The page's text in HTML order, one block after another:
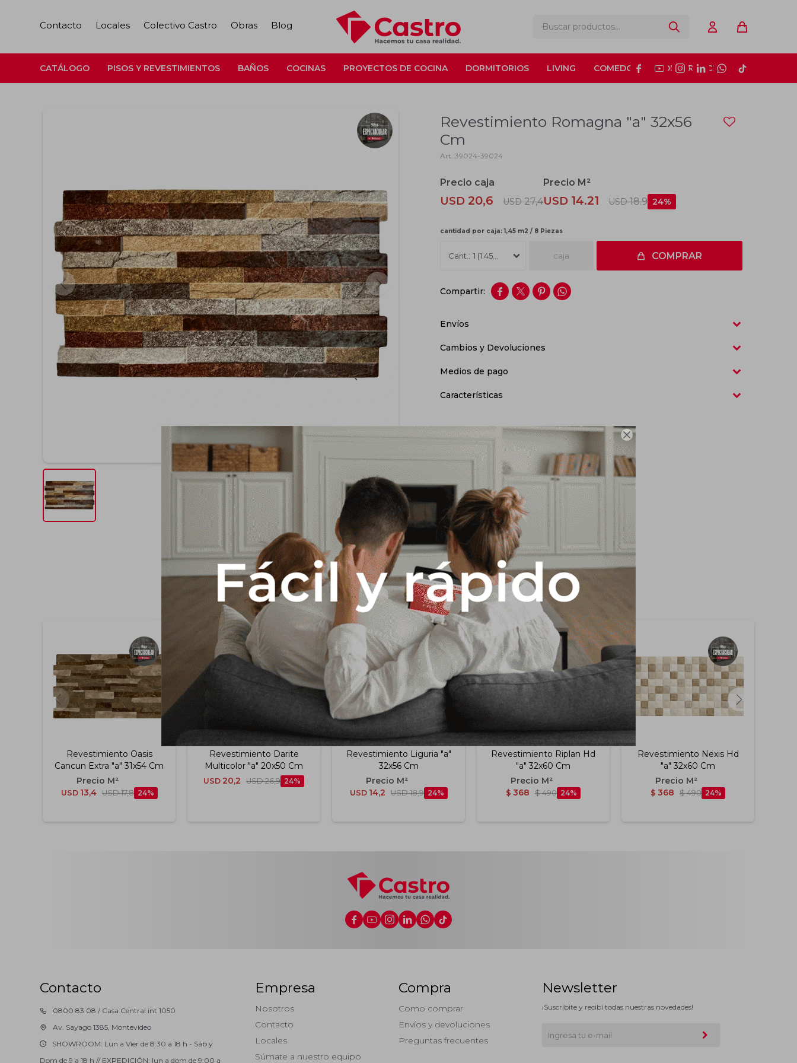

CATÁLOGO PISOS Y REVESTIMIENTOS BAÑOS COCINAS PROYECTOS DE COCINA DORMITORIOS LIVING COMEDOR CONSTRUCCIÓN
     
Contacto Locales Colectivo Castro Obras Blog
Revestimiento Romagna "a" 32x56
Cm
39024-39024
USD 20,6 USD 27,4USD 14.21 USD18.9 24
cantidad por caja: 1,45 m2 / 8 Piezas
1 (1.45m2) caja COMPRAR
   
Envíos
Cambios y Devoluciones
Medios de pago
Características
Productos que te pueden interesar
Revestimiento Oasis
Cancun Extra "a" 31x54 Cm
USD 13,4 USD 17,8 24
Revestimiento Darite
Multicolor "a" 20x50 Cm
USD 20,2 USD 26,9 24
Revestimiento Liguria "a"
32x56 Cm
USD 14,2 USD 18,9 24
Revestimiento Riplan Hd
"a" 32x60 Cm
$ 368 $ 490 24
Revestimiento Nexis Hd
"a" 32x60 Cm
$ 368 $ 490 24
     
Contacto
0800 83 08 / Casa Central int 1050
Av. Sayago 1385, Montevideo
SHOWROOM: Lun a Vier de 8:30 a 18 h - Sáb y
Dom de 9 a 18 h // EXPEDICIÓN: lun a dom de 9:00 a
Empresa
Nosotros
Contacto
Locales
Súmate a nuestro equipo
Compra
Como comprar
Envíos y devoluciones
Preguntas frecuentes
Newsletter
¡Suscribite y recibí todas nuestras novedades!